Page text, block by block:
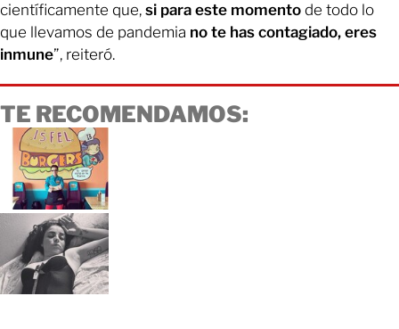
científicamente que, si para este momento de todo lo
que llevamos de pandemia no te has contagiado, eres
inmune”, reiteró.
TE RECOMENDAMOS: